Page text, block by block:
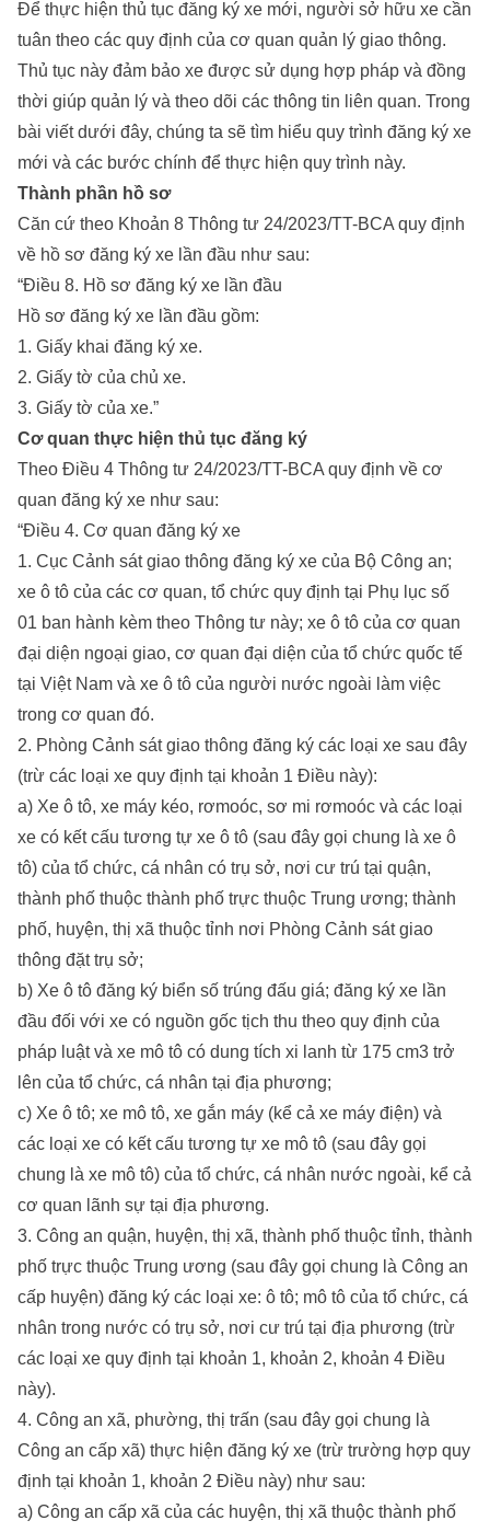
Để thực hiện thủ tục đăng ký xe mới, người sở hữu xe cần
tuân theo các quy định của cơ quan quản lý giao thông.
Thủ tục này đảm bảo xe được sử dụng hợp pháp và đồng
thời giúp quản lý và theo dõi các thông tin liên quan. Trong
bài viết dưới đây, chúng ta sẽ tìm hiểu quy trình đăng ký xe
mới và các bước chính để thực hiện quy trình này.
Thành phần hồ sơ
Căn cứ theo Khoản 8 Thông tư 24/2023/TT-BCA quy định
về hồ sơ đăng ký xe lần đầu như sau:
“Điều 8. Hồ sơ đăng ký xe lần đầu
Hồ sơ đăng ký xe lần đầu gồm:
1. Giấy khai đăng ký xe.
2. Giấy tờ của chủ xe.
3. Giấy tờ của xe.”
Cơ quan thực hiện thủ tục đăng ký
Theo Điều 4 Thông tư 24/2023/TT-BCA quy định về cơ
quan đăng ký xe như sau:
“Điều 4. Cơ quan đăng ký xe
1. Cục Cảnh sát giao thông đăng ký xe của Bộ Công an;
xe ô tô của các cơ quan, tổ chức quy định tại Phụ lục số
01 ban hành kèm theo Thông tư này; xe ô tô của cơ quan
đại diện ngoại giao, cơ quan đại diện của tổ chức quốc tế
tại Việt Nam và xe ô tô của người nước ngoài làm việc
trong cơ quan đó.
2. Phòng Cảnh sát giao thông đăng ký các loại xe sau đây
(trừ các loại xe quy định tại khoản 1 Điều này):
a) Xe ô tô, xe máy kéo, rơmoóc, sơ mi rơmoóc và các loại
xe có kết cấu tương tự xe ô tô (sau đây gọi chung là xe ô
tô) của tổ chức, cá nhân có trụ sở, nơi cư trú tại quận,
thành phố thuộc thành phố trực thuộc Trung ương; thành
phố, huyện, thị xã thuộc tỉnh nơi Phòng Cảnh sát giao
thông đặt trụ sở;
b) Xe ô tô đăng ký biển số trúng đấu giá; đăng ký xe lần
đầu đối với xe có nguồn gốc tịch thu theo quy định của
pháp luật và xe mô tô có dung tích xi lanh từ 175 cm3 trở
lên của tổ chức, cá nhân tại địa phương;
c) Xe ô tô; xe mô tô, xe gắn máy (kể cả xe máy điện) và
các loại xe có kết cấu tương tự xe mô tô (sau đây gọi
chung là xe mô tô) của tổ chức, cá nhân nước ngoài, kể cả
cơ quan lãnh sự tại địa phương.
3. Công an quận, huyện, thị xã, thành phố thuộc tỉnh, thành
phố trực thuộc Trung ương (sau đây gọi chung là Công an
cấp huyện) đăng ký các loại xe: ô tô; mô tô của tổ chức, cá
nhân trong nước có trụ sở, nơi cư trú tại địa phương (trừ
các loại xe quy định tại khoản 1, khoản 2, khoản 4 Điều
này).
4. Công an xã, phường, thị trấn (sau đây gọi chung là
Công an cấp xã) thực hiện đăng ký xe (trừ trường hợp quy
định tại khoản 1, khoản 2 Điều này) như sau:
a) Công an cấp xã của các huyện, thị xã thuộc thành phố